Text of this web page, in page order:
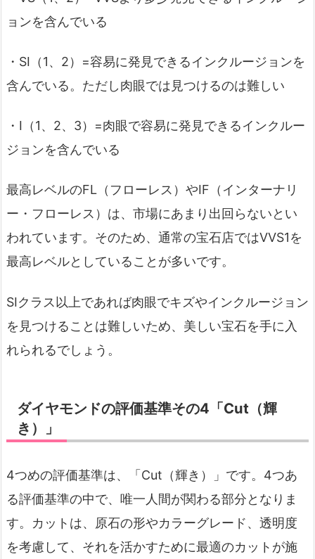
ョンを含んでいる
・SI（1、2）=容易に発見できるインクルージョンを
含んでいる。ただし肉眼では見つけるのは難しい
・I（1、2、3）=肉眼で容易に発見できるインクルー
ジョンを含んでいる
最高レベルのFL（フローレス）やIF（インターナリ
ー・フローレス）は、市場にあまり出回らないとい
われています。そのため、通常の宝石店ではVVS1を
最高レベルとしていることが多いです。
SIクラス以上であれば肉眼でキズやインクルージョン
を見つけることは難しいため、美しい宝石を手に入
れられるでしょう。
ダイヤモンドの評価基準その4「Cut（輝
き）」
4つめの評価基準は、「Cut（輝き）」です。4つあ
る評価基準の中で、唯一人間が関わる部分となりま
す。カットは、原石の形やカラーグレード、透明度
を考慮して、それを活かすために最適のカットが施